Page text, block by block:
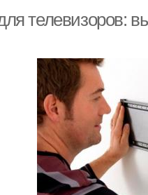
телевизоров: